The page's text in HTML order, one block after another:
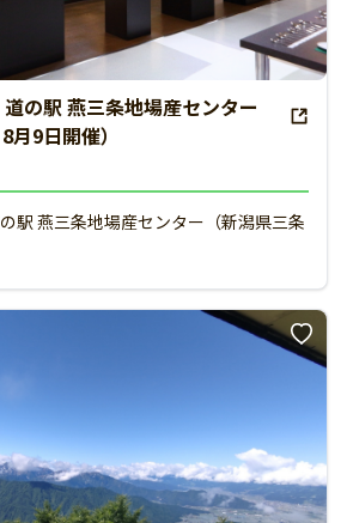
の駅 燕三条地場産センター
月9日開催）
駅 燕三条地場産センター（新潟県三条